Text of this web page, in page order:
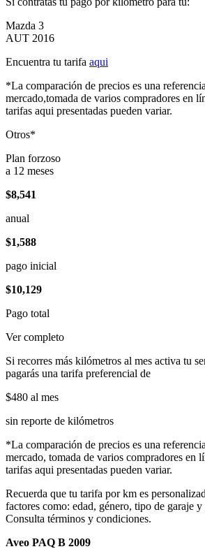
Mazda 3
AUT 2016
Encuentra tu tarifa aqui
*La comparación de precios es una
mercado,tomada de varios compradores en
tarifas aqui presentadas pueden variar.
Otros*
Plan forzoso
a 12 meses
$8,541
anual
$1,588
pago inicial
$10,129
Pago total
Ver completo
Si recorres más kilómetros al mes activa tu
pagarás una tarifa preferencial de
$480 al mes
sin reporte de kilómetros
*La comparación de precios es una
mercado, tomada de varios compradores en
tarifas aqui presentadas pueden variar.
Recuerda que tu tarifa por km es
factores como: edad, género, tipo de garaje
Consulta términos y condiciones.
Aveo PAQ B 2009